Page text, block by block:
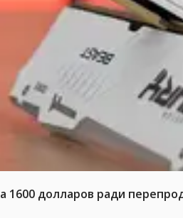
1600 долларов ради